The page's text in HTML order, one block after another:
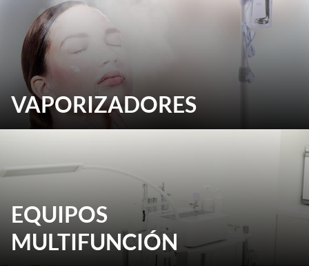
VAPORIZADORES
EQUIPOS
MULTIFUNCIÓN